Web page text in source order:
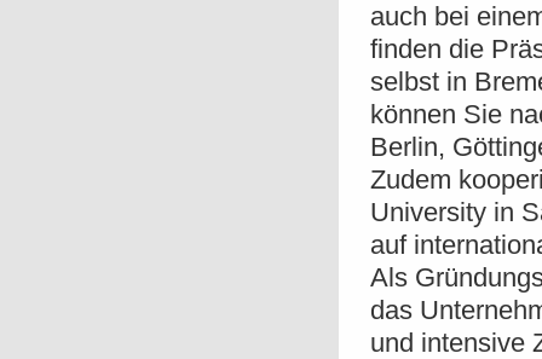
auch bei
finden die
selbst in
können Sie
Berlin,
Zudem
University in
auf
Als
das
und intensive